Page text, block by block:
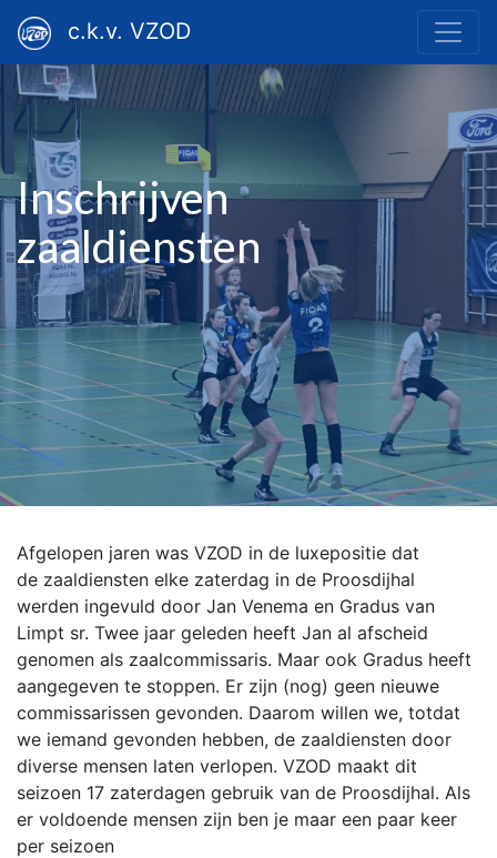
c.k.v. VZOD
Inschrijven
zaaldiensten
Afgelopen jaren was VZOD in de luxepositie dat
de zaaldiensten elke zaterdag in de Proosdijhal
werden ingevuld door Jan Venema en Gradus van
Limpt sr. Twee jaar geleden heeft Jan al afscheid
genomen als zaalcommissaris. Maar ook Gradus heeft
aangegeven te stoppen. Er zijn (nog) geen nieuwe
commissarissen gevonden. Daarom willen we, totdat
we iemand gevonden hebben, de zaaldiensten door
diverse mensen laten verlopen. VZOD maakt dit
seizoen 17 zaterdagen gebruik van de Proosdijhal. Als
er voldoende mensen zijn ben je maar een paar keer
per seizoen